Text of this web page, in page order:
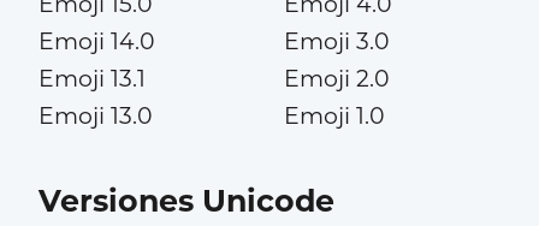
Emoji 14.0
Emoji 13.1
Emoji 13.0
Emoji 3.0
Emoji 2.0
Emoji 1.0
Versiones Unicode